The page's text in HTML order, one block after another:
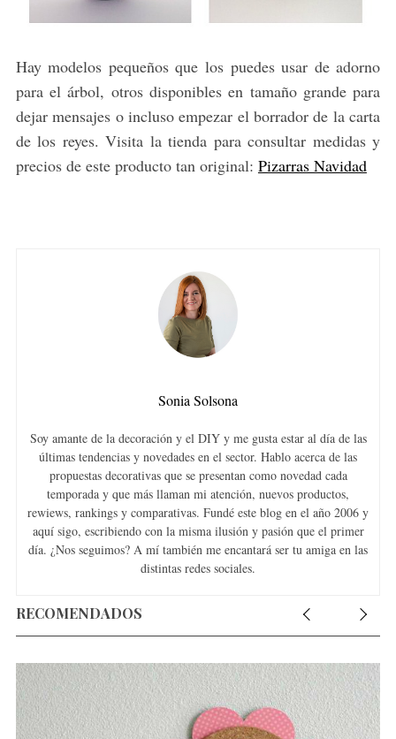
Hay modelos pequeños que los puedes usar de adorno
para el árbol, otros disponibles en tamaño grande para
dejar mensajes o incluso empezar el borrador de la carta
de los reyes. Visita la tienda para consultar medidas y
precios de este producto tan original: Pizarras Navidad
Sonia Solsona
Soy amante de la decoración y el DIY y me gusta estar al día de las
últimas tendencias y novedades en el sector. Hablo acerca de las
propuestas decorativas que se presentan como novedad cada
temporada y que más llaman mi atención, nuevos productos,
rewiews, rankings y comparativas. Fundé este blog en el año 2006 y
aquí sigo, escribiendo con la misma ilusión y pasión que el primer
día. ¿Nos seguimos? A mí también me encantará ser tu amiga en las
distintas redes sociales.
RECOMENDADOS